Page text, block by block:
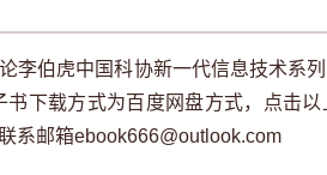
李伯虎中国科协新一代信息技术系
书下载方式为百度网盘方式，点击
系邮箱ebook666@outlook.com